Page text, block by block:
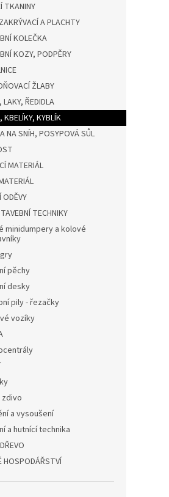
TKANINY
A PLACHTY
KOLEČKA
KOZY, PODPĚRY
ŽLABY
LAKY, ŘEDIDLA
KBELÍKY, KYBLÍK
NA SNÍH, POSYPOVÁ SŮL
MATERIÁL
ODĚVY
TECHNIKY
minidumpery a kolové
pěchy
desky
pily - řezačky
vozíky
zdivo
a vysoušení
a hutnící technika
HOSPODÁŘSTVÍ